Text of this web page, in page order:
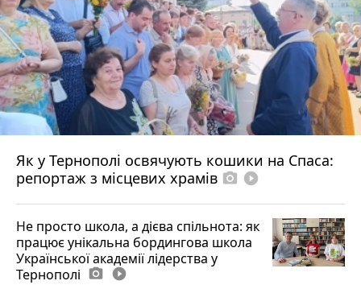
Як у Тернополі освячують кошики на Спаса:
репортаж з місцевих храмів photo_camera play_circle_filled
Не просто школа, а дієва спільнота: як
працює унікальна бордингова школа
Української академії лідерства у
Тернополі photo_camera play_circle_filled